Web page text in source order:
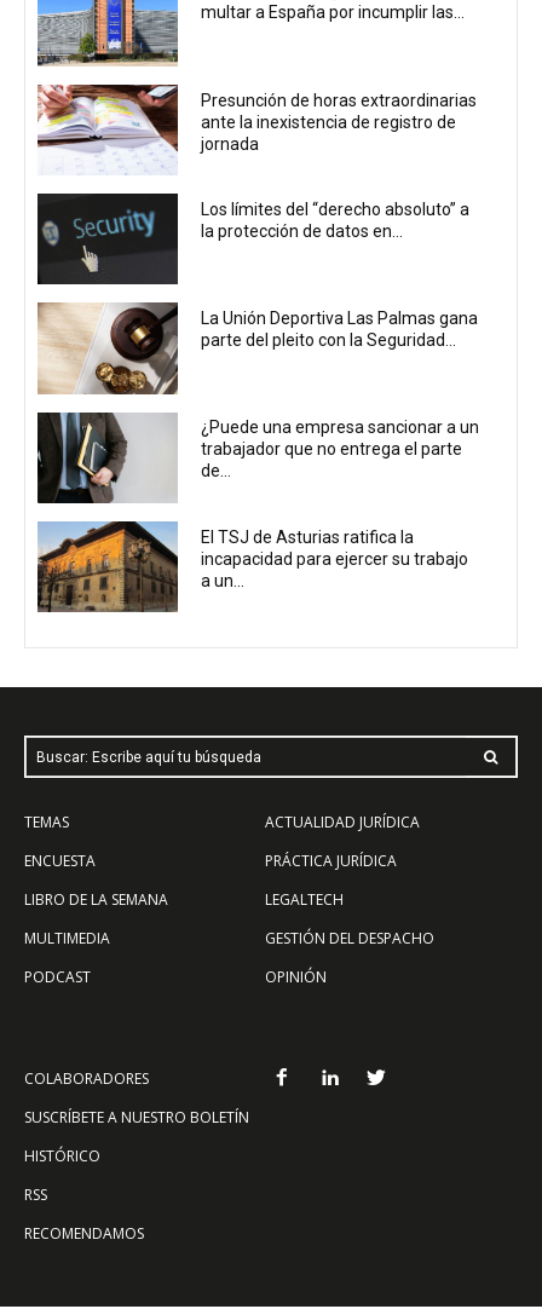
multar a España por incumplir las...
Presunción de horas extraordinarias
ante la inexistencia de registro de
jornada
Los límites del “derecho absoluto” a
la protección de datos en...
La Unión Deportiva Las Palmas gana
parte del pleito con la Seguridad...
¿Puede una empresa sancionar a un
trabajador que no entrega el parte
de...
El TSJ de Asturias ratifica la
incapacidad para ejercer su trabajo
a un...
Buscar: Escribe aquí tu búsqueda
TEMAS
ENCUESTA
LIBRO DE LA SEMANA
MULTIMEDIA
PODCAST
ACTUALIDAD JURÍDICA
PRÁCTICA JURÍDICA
LEGALTECH
GESTIÓN DEL DESPACHO
OPINIÓN
COLABORADORES
SUSCRÍBETE A NUESTRO BOLETÍN
HISTÓRICO
RSS
RECOMENDAMOS